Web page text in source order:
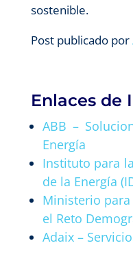
sostenible.
Post publicado por
Enlaces de
ABB –
Energía
Instituto para
de la Energía
Ministerio
el Reto
Adaix –